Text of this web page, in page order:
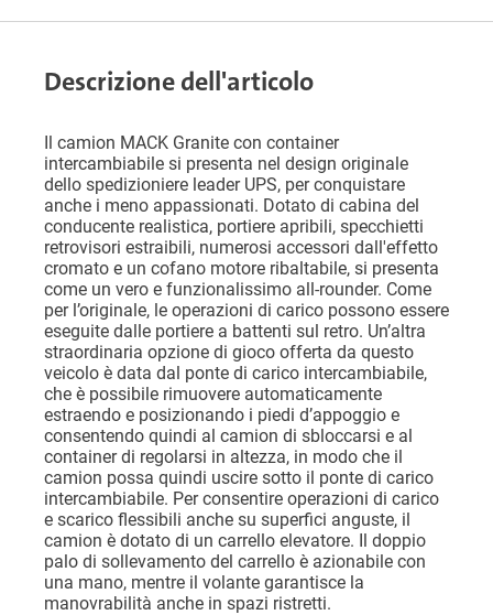
Descrizione dell'articolo
Il camion MACK Granite con container
intercambiabile si presenta nel design originale
dello spedizioniere leader UPS, per conquistare
anche i meno appassionati. Dotato di cabina del
conducente realistica, portiere apribili, specchietti
retrovisori estraibili, numerosi accessori dall'effetto
cromato e un cofano motore ribaltabile, si presenta
come un vero e funzionalissimo all-rounder. Come
per l’originale, le operazioni di carico possono essere
eseguite dalle portiere a battenti sul retro. Un’altra
straordinaria opzione di gioco offerta da questo
veicolo è data dal ponte di carico intercambiabile,
che è possibile rimuovere automaticamente
estraendo e posizionando i piedi d’appoggio e
consentendo quindi al camion di sbloccarsi e al
container di regolarsi in altezza, in modo che il
camion possa quindi uscire sotto il ponte di carico
intercambiabile. Per consentire operazioni di carico
e scarico flessibili anche su superfici anguste, il
camion è dotato di un carrello elevatore. Il doppio
palo di sollevamento del carrello è azionabile con
una mano, mentre il volante garantisce la
manovrabilità anche in spazi ristretti.